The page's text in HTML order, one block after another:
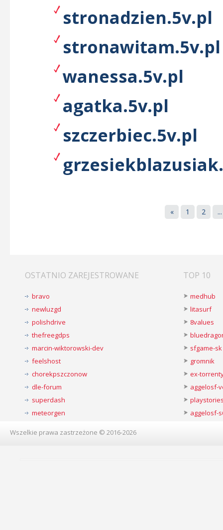
stronadzien.5v.pl
stronawitam.5v.pl
wanessa.5v.pl
agatka.5v.pl
szczerbiec.5v.pl
« 1 2 ...
OSTATNIO ZAREJESTROWANE
bravo
newluzgd
polishdrive
thefreegdps
marcin-wiktorowski-dev
feelshost
chorekpszczonow
dle-forum
superdash
meteorgen
TOP 10
medhub
litasurf
8values
sfgame-sk
gromnik
ex-
aggelosf-
aggelosf-
Wszelkie prawa zastrzeżone © 2016-2026